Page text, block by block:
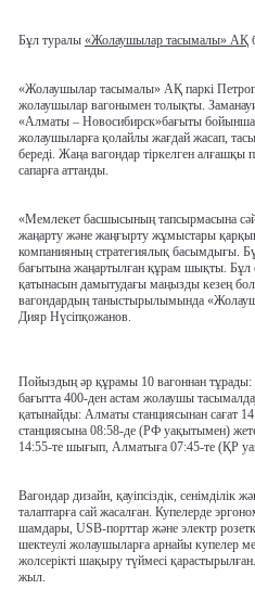
Бұл туралы «Жолаушылар тасымалы» АҚ
«Жолаушылар тасымалы» АҚ паркі
жолаушылар вагонымен толықты.
«Алматы – Новосибирск»бағыты
жолаушыларға қолайлы жағдай жасап,
береді. Жаңа вагондар тіркелген
сапарға аттанды.
«Мемлекет басшысының тапсырмасына
жаңарту және жаңғырту жұмыстары
компанияның стратегиялық басымдығы.
бағытына жаңартылған құрам шықты. Бұл
қатынасын дамытудағы маңызды кезең
вагондардың таныстырылымында
Дияр Нүсіпқожанов.
Пойыздың әр құрамы 10 вагоннан
бағытта 400-ден астам жолаушы
қатынайды: Алматы станциясынан сағат
станциясына 08:58-де (РФ уақытымен)
14:55-те шығып, Алматыға 07:45-те (ҚР
Вагондар дизайн, қауіпсіздік, сенімділік
талаптарға сай жасалған. Купелерде
шамдары, USB-порттар және электр
шектеулі жолаушыларға арнайы купелер
жолсерікті шақыру түймесі
жыл.